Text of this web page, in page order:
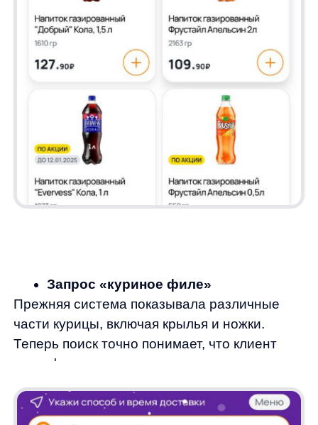
Внедрение новой поисковой стратегии
позволило значительно повысить точность
и релевантность результатов. Клиенты
интернет-магазина «Дикси» теперь быстрее
находят нужные товары, что улучшает
✅ Доля сессий с поиском выросла на 4,9%: